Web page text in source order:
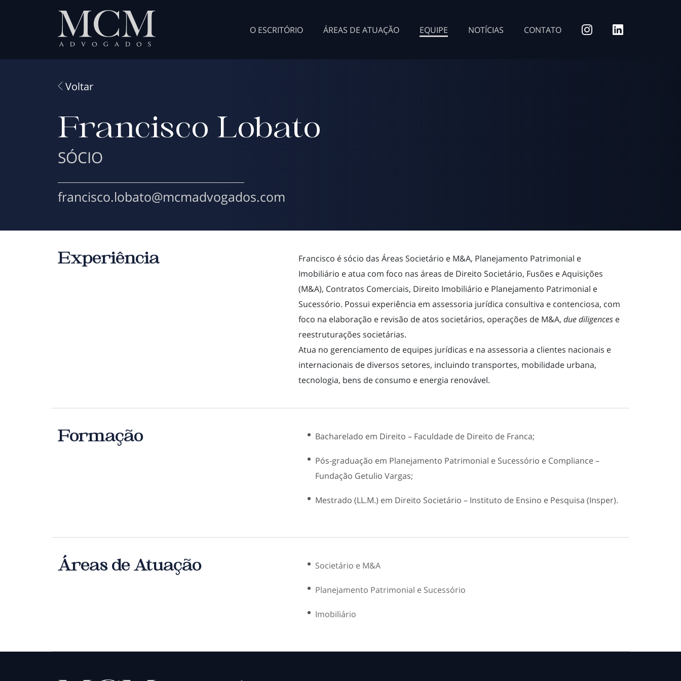
O ESCRITÓRIO ÁREAS DE ATUAÇÃO EQUIPE NOTÍCIAS CONTATO
Voltar
Francisco Lobato
SÓCIO
francisco.lobato@mcmadvogados.com
Experiência
Francisco é sócio das Áreas Societário e M&A, Planejamento Patrimonial e
Imobiliário e atua com foco nas áreas de Direito Societário, Fusões e Aquisições
(M&A), Contratos Comerciais, Direito Imobiliário e Planejamento Patrimonial e
Sucessório. Possui experiência em assessoria jurídica consultiva e contenciosa, com
foco na elaboração e revisão de atos societários, operações de M&A, due diligences e
reestruturações societárias.
Atua no gerenciamento de equipes jurídicas e na assessoria a clientes nacionais e
internacionais de diversos setores, incluindo transportes, mobilidade urbana,
tecnologia, bens de consumo e energia renovável.
Formação Bacharelado em Direito – Faculdade de Direito de Franca;
Pós-graduação em Planejamento Patrimonial e Sucessório e Compliance –
Fundação Getulio Vargas;
Mestrado (LL.M.) em Direito Societário – Instituto de Ensino e Pesquisa (Insper).
Áreas de Atuação Societário e M&A
Planejamento Patrimonial e Sucessório
Imobiliário